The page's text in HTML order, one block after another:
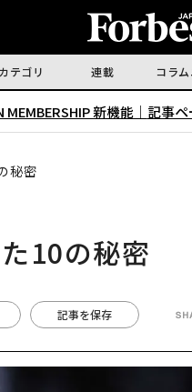
カテゴリ 連載 コラ
MEMBERSHIP 新機能｜ 記事
秘密
10の秘密
記事を保存